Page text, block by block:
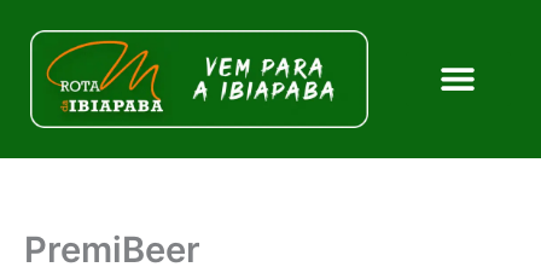
para
conteúdo
PremiBeer